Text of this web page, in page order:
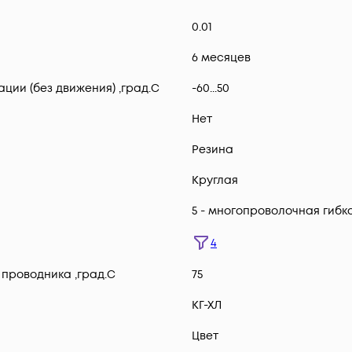
0.01
6 месяцев
(без движения) ,град.C -60...50
Нет
Резина
Круглая
5 - многопроволочная
4
,град.C 75
КГ-ХЛ
Цвет